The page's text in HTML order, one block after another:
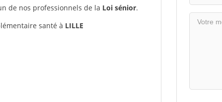
de nos professionnels de la Loi sénior.
santé à LILLE